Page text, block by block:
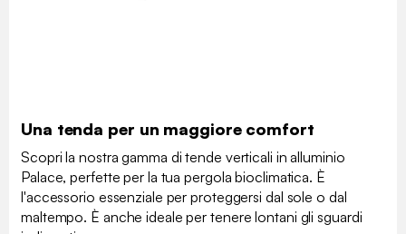
Una tenda per un maggiore comfort
Scopri la nostra gamma di tende verticali in alluminio
Palace, perfette per la tua pergola bioclimatica. È
l'accessorio essenziale per proteggersi dal sole o dal
maltempo. È anche ideale per tenere lontani gli sguardi